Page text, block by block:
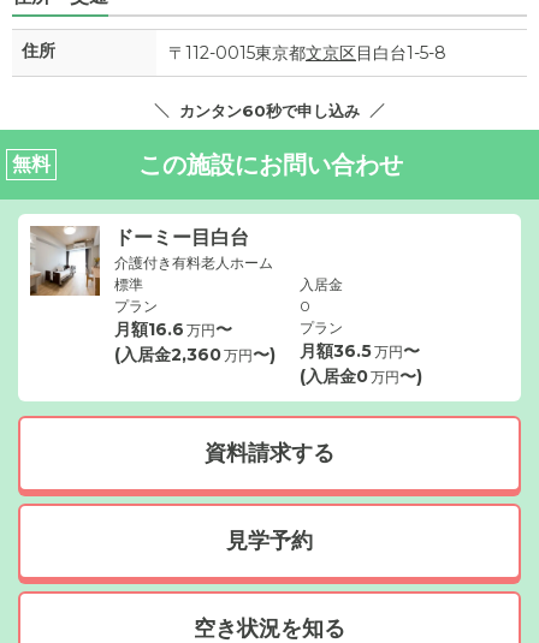
住所 〒112-0015東京都文京区目白台1-5-8
カンタン60秒で申し込み
無料 この施設にお問い合わせ
ドーミー目白台
介護付き有料老人ホーム
標準
プラン
月額16.6 万円〜
(入居金2,360万円〜)
入居金
0
プラン
月額36.5万円〜
(入居金0万円〜)
資料請求する
見学予約
空き状況を知る